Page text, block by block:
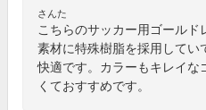
さんた
こちらのサッカー用ゴールド
素材に特殊樹脂を採用してい
快適です。カラーもキレイな
くておすすめです。